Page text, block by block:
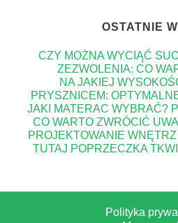
OSTATNIE
CZY MOŻNA WYCIĄĆ
ZEZWOLENIA: CO
NA JAKIEJ
PRYSZNICEM:
JAKI MATERAC WYBRAĆ?
CO WARTO ZWRÓCIĆ
PROJEKTOWANIE
TUTAJ POPRZECZKA
Polityka